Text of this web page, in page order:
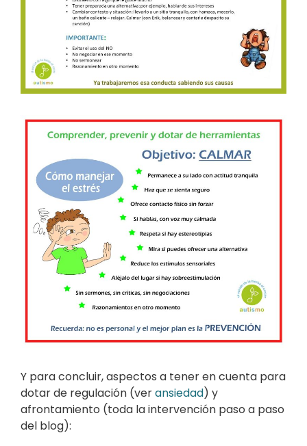
Y para concluir, aspectos a tener en cuenta para
dotar de regulación (veransiedad) y
afrontamiento (toda la intervención paso a paso
del blog):